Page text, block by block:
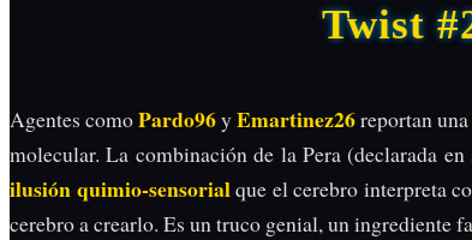
Twist
Agentes comoPardo96yEmartinez26reportan
molecular. La combinación de la Pera (declarada
ilusión quimio-sensorialque el cerebro interpreta
cerebro a crearlo. Es un truco genial, un ingrediente